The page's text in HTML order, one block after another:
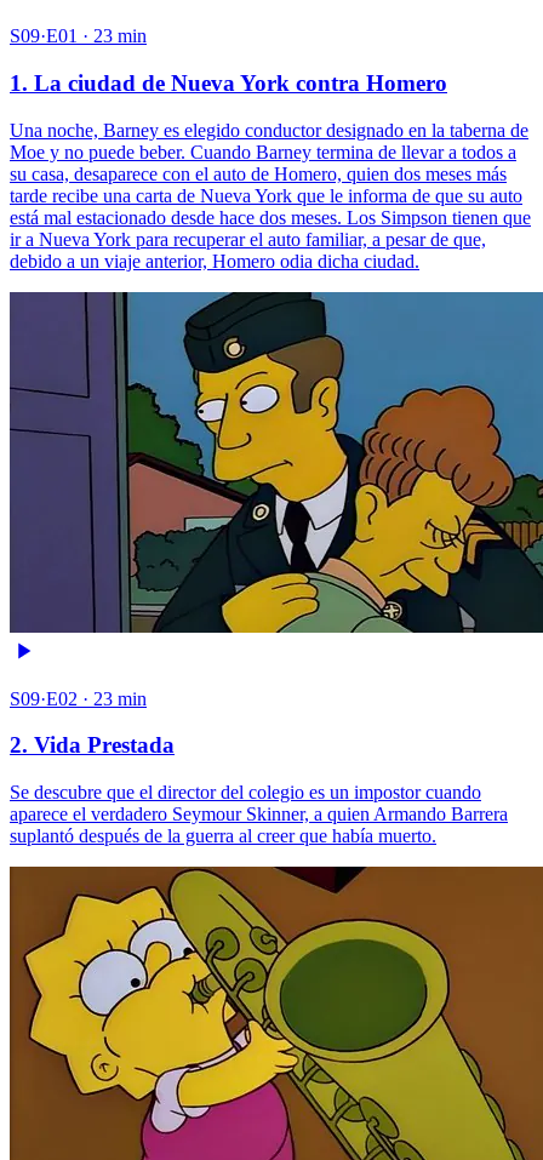
S09·E01 · 23 min
1. La ciudad de Nueva York contra Homero
Una noche, Barney es elegido conductor designado en la taberna de
Moe y no puede beber. Cuando Barney termina de llevar a todos a
su casa, desaparece con el auto de Homero, quien dos meses más
tarde recibe una carta de Nueva York que le informa de que su auto
está mal estacionado desde hace dos meses. Los Simpson tienen que
ir a Nueva York para recuperar el auto familiar, a pesar de que,
debido a un viaje anterior, Homero odia dicha ciudad.
S09·E02 · 23 min
2. Vida Prestada
Se descubre que el director del colegio es un impostor cuando
aparece el verdadero Seymour Skinner, a quien Armando Barrera
suplantó después de la guerra al creer que había muerto.